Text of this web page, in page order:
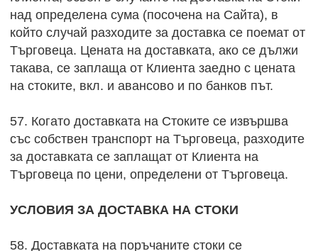
над определена сума (посочена на Сайта), в
който случай разходите за доставка се поемат от
Търговеца. Цената на доставката, ако се дължи
такава, се заплаща от Клиента заедно с цената
на стоките, вкл. и авансово и по банков път.
57. Когато доставката на Стоките се извършва
със собствен транспорт на Търговеца, разходите
за доставката се заплащат от Клиента на
Търговеца по цени, определени от Търговеца.
УСЛОВИЯ ЗА ДОСТАВКА НА СТОКИ
58. Доставката на поръчаните стоки се